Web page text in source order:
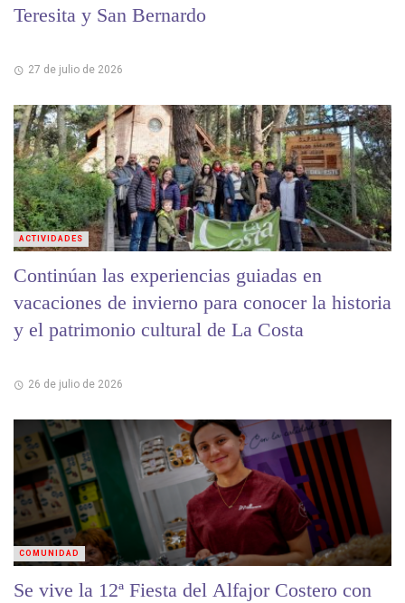
Teresita y San Bernardo
27 de julio de 2026
Continúan las experiencias guiadas en
vacaciones de invierno para conocer la historia
y el patrimonio cultural de La Costa
26 de julio de 2026
ACTIVIDADES
Se vive la 12ª Fiesta del Alfajor Costero con
COMUNIDAD